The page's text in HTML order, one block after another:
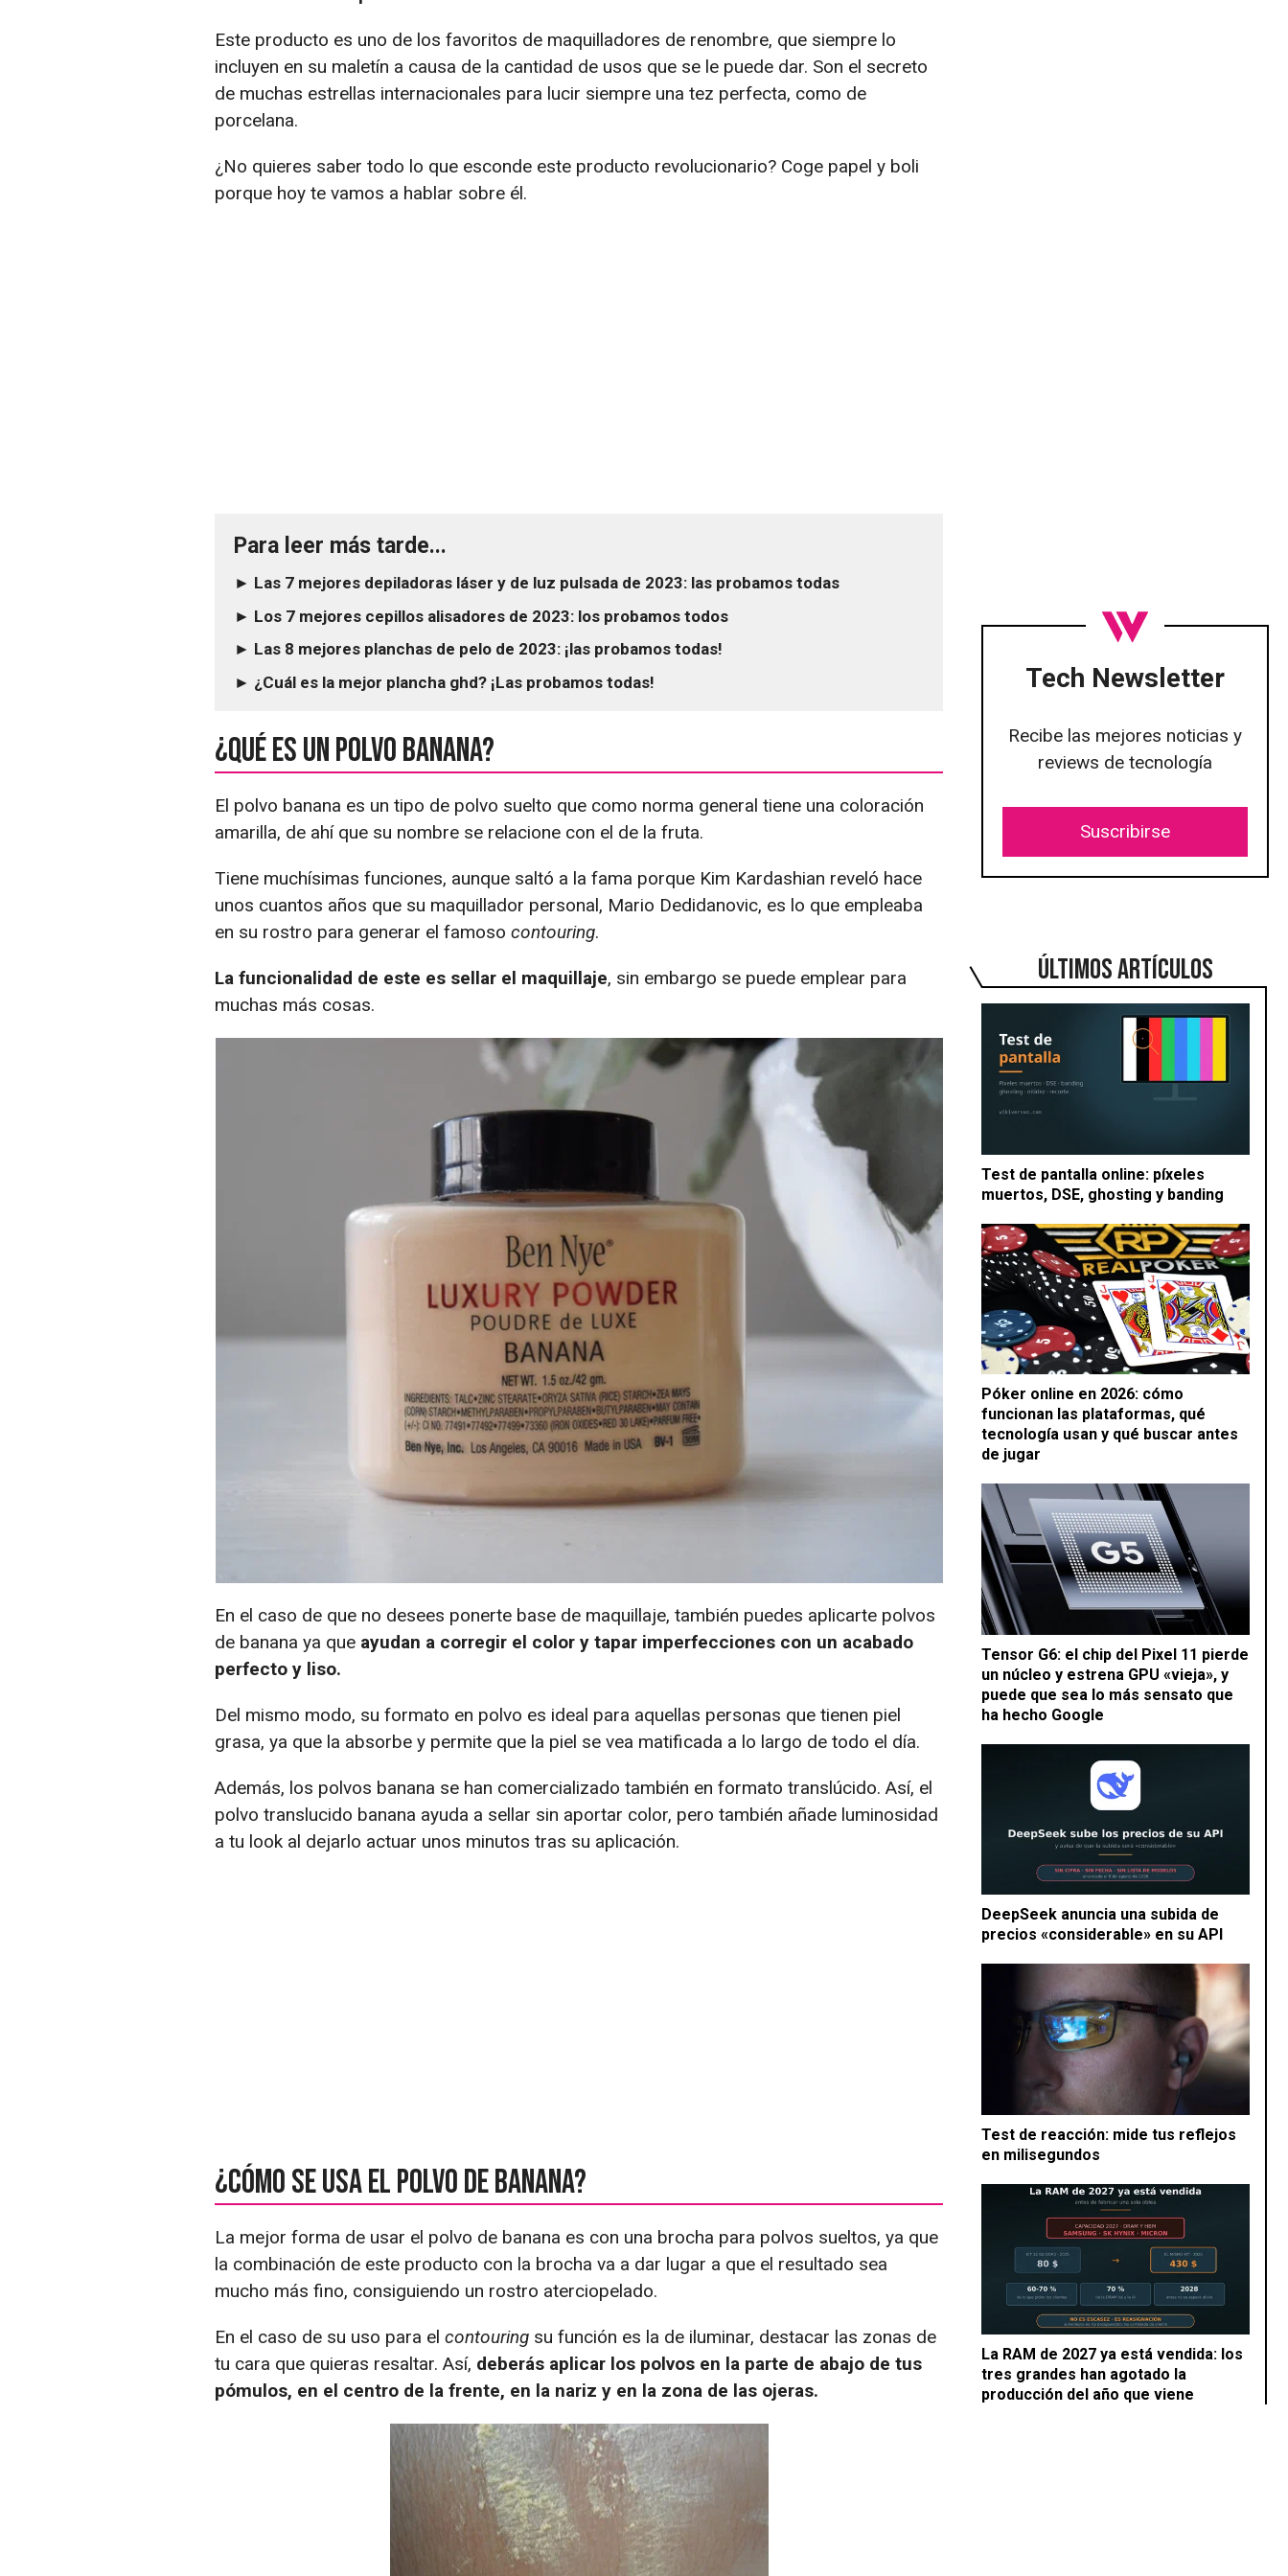
Tech Newsletter
Recibe las mejores noticias y
reviews de tecnología
Suscribirse
ÚLTIMOS ARTÍCULOS
Test de pantalla online: píxeles
muertos, DSE, ghosting y banding
Póker online en 2026: cómo
funcionan las plataformas, qué
tecnología usan y qué buscar antes
de jugar
Tensor G6: el chip del Pixel 11 pierde
un núcleo y estrena GPU «vieja», y
puede que sea lo más sensato que
ha hecho Google
DeepSeek anuncia una subida de
precios «considerable» en su API
Test de reacción: mide tus reflejos
en milisegundos
La RAM de 2027 ya está vendida: los
tres grandes han agotado la
producción del año que viene
Este producto es uno de los favoritos de maquilladores de renombre, que siempre lo
incluyen en su maletín a causa de la cantidad de usos que se le puede dar. Son el secreto
de muchas estrellas internacionales para lucir siempre una tez perfecta, como de
porcelana.
¿No quieres saber todo lo que esconde este producto revolucionario? Coge papel y boli
porque hoy te vamos a hablar sobre él.
Para leer más tarde...
► Las 7 mejores depiladoras láser y de luz pulsada de 2023: las probamos todas
► Los 7 mejores cepillos alisadores de 2023: los probamos todos
► Las 8 mejores planchas de pelo de 2023: ¡las probamos todas!
► ¿Cuál es la mejor plancha ghd? ¡Las probamos todas!
¿Qué es un polvo banana?
El polvo banana es un tipo de polvo suelto que como norma general tiene una coloración
amarilla, de ahí que su nombre se relacione con el de la fruta.
Tiene muchísimas funciones, aunque saltó a la fama porque Kim Kardashian reveló hace
unos cuantos años que su maquillador personal, Mario Dedidanovic, es lo que empleaba
en su rostro para generar el famoso contouring.
La funcionalidad de este es sellar el maquillaje, sin embargo se puede emplear para
muchas más cosas.
En el caso de que no desees ponerte base de maquillaje, también puedes aplicarte polvos
de banana ya que ayudan a corregir el color y tapar imperfecciones con un acabado
perfecto y liso.
Del mismo modo, su formato en polvo es ideal para aquellas personas que tienen piel
grasa, ya que la absorbe y permite que la piel se vea matificada a lo largo de todo el día.
Además, los polvos banana se han comercializado también en formato translúcido. Así, el
polvo translucido banana ayuda a sellar sin aportar color, pero también añade luminosidad
a tu look al dejarlo actuar unos minutos tras su aplicación.
¿Cómo se usa el polvo de banana?
La mejor forma de usar el polvo de banana es con una brocha para polvos sueltos, ya que
la combinación de este producto con la brocha va a dar lugar a que el resultado sea
mucho más fino, consiguiendo un rostro aterciopelado.
En el caso de su uso para el contouring su función es la de iluminar, destacar las zonas de
tu cara que quieras resaltar. Así, deberás aplicar los polvos en la parte de abajo de tus
pómulos, en el centro de la frente, en la nariz y en la zona de las ojeras.